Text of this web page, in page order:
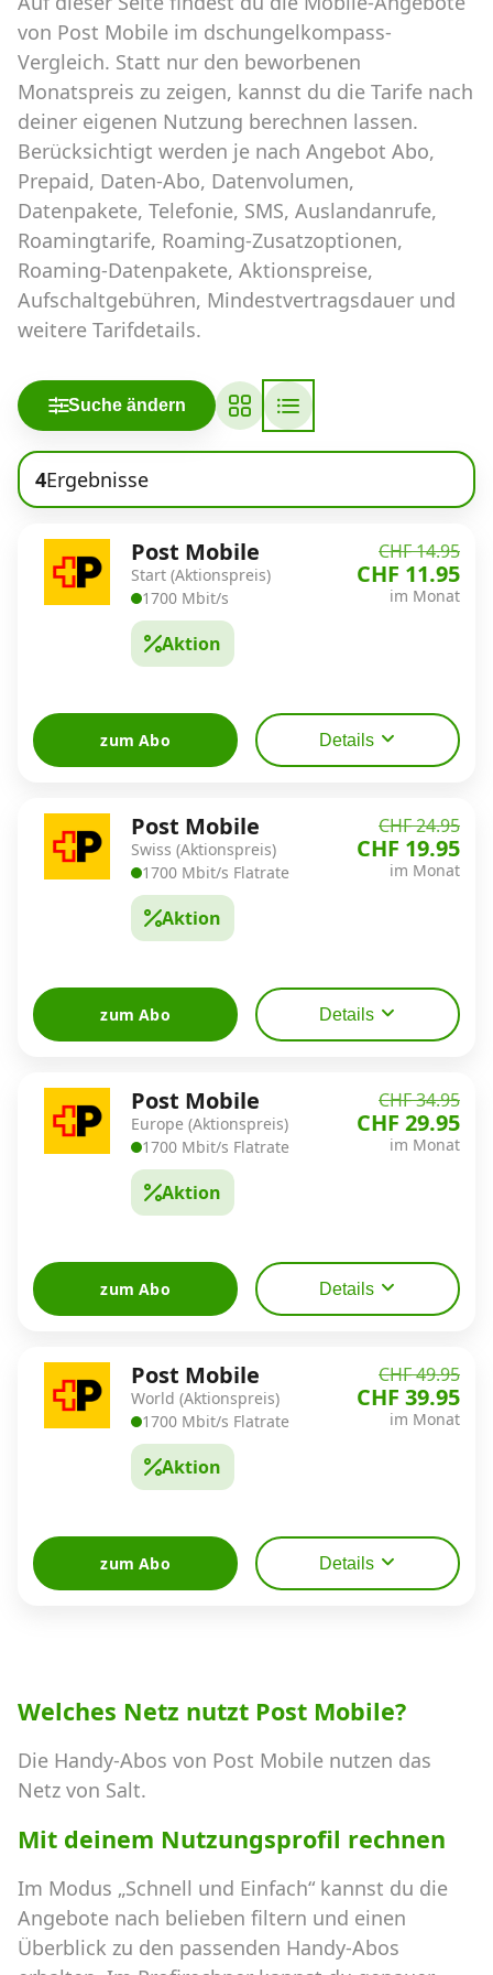
Abos für Tablets, Hotspots und Smart
Watches
Tarifrechner Handy-Abo
Der gute alte Tarifrechner im neuen Design
Infos
Alle Anbieter
Mobilfunknetz Schweiz
Roaming-Tarife abfragen
Handy-Abo-Aktionen
Handy-Abo kündigen oder
wechseln
Alle Mobile-Vergleiche
Internet, TV, Telefon
Kombi-Angebote
Aktionen
News
Forum
von Post Mobile im dschungelkompass-
Vergleich. Statt nur den beworbenen
Monatspreis zu zeigen, kannst du die Tarife nach
deiner eigenen Nutzung berechnen lassen.
Berücksichtigt werden je nach Angebot Abo,
Prepaid, Daten-Abo, Datenvolumen,
Datenpakete, Telefonie, SMS, Auslandanrufe,
Roamingtarife, Roaming-Zusatzoptionen,
Roaming-Datenpakete, Aktionspreise,
Aufschaltgebühren, Mindestvertragsdauer und
weitere Tarifdetails.
Suche ändern
4Ergebnisse
Post Mobile
Start (Aktionspreis)
1700 Mbit/s
Aktion
CHF 14.95
CHF 11.95
im Monat
zum Abo Details
Post Mobile
Swiss (Aktionspreis)
1700 Mbit/s Flatrate
Aktion
CHF 24.95
CHF 19.95
im Monat
zum Abo Details
Post Mobile
Europe (Aktionspreis)
1700 Mbit/s Flatrate
Aktion
CHF 34.95
CHF 29.95
im Monat
zum Abo Details
Post Mobile
World (Aktionspreis)
1700 Mbit/s Flatrate
Aktion
CHF 49.95
CHF 39.95
im Monat
zum Abo Details
Welches Netz nutzt Post Mobile?
Die Handy-Abos von Post Mobile nutzen das
Netz von Salt.
Mit deinem Nutzungsprofil rechnen
Im Modus „Schnell und Einfach“ kannst du die
Angebote nach belieben filtern und einen
Überblick zu den passenden Handy-Abos